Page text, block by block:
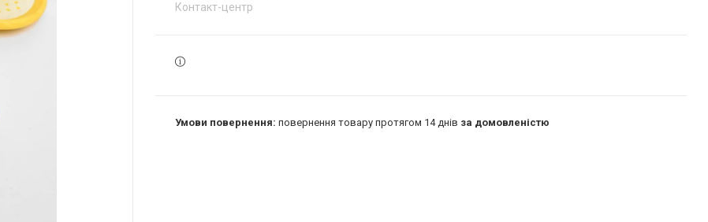
Контакт-центр
повернення товару протягом 14 днів за домовленістю